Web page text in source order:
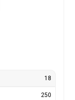
18
250